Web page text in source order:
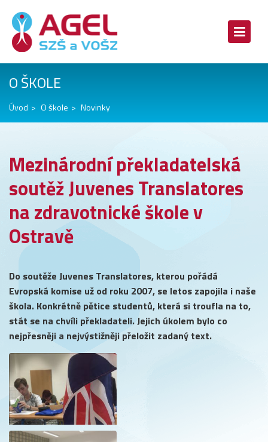
O ŠKOLE
Úvod O škole Novinky
Mezinárodní překladatelská
soutěž Juvenes Translatores
na zdravotnické škole v
Ostravě
Do soutěže Juvenes Translatores, kterou pořádá
Evropská komise už od roku 2007, se letos zapojila i naše
škola. Konkrétně pětice studentů, která si troufla na to,
stát se na chvíli překladateli. Jejich úkolem bylo co
nejpřesněji a nejvýstižněji přeložit zadaný text.